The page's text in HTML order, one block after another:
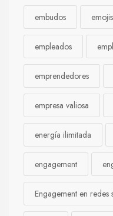
embudos emojis
empleados
emprendedores
empresa valiosa
energía ilimitada
engagement
Engagement en redes